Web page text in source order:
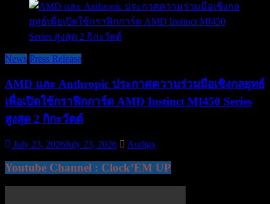
News Press Release
AMD และ Anthropic ประกาศความร่วมมือเชิงกลยุทธ์
เพื่อเปิดใช้กราฟิกการ์ด AMD Instinct MI450 Series
สูงสุด 2 กิกะวัตต์
July 23, 2026July 23, 2026 Audigy
Youtube Channel : Clock’EM UP